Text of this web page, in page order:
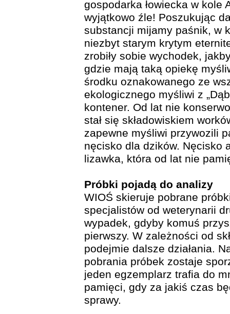
gospodarka łowiecka w kole
wyjątkowo źle! Poszukując
substancji mijamy paśnik, w
niezbyt starym krytym
zrobiły sobie wychodek,
gdzie mają taką opiekę
środku oznakowanego ze
ekologicznego myśliwi z
kontener. Od lat nie
stał się składowiskiem
zapewne myśliwi przywozili
nęcisko dla dzików. Nęcisko
lizawka, która od lat nie
Próbki pojadą do analizy
WIOŚ skieruje pobrane
specjalistów od weterynarii
wypadek, gdyby komuś
pierwszy. W zależności od
podejmie dalsze działania.
pobrania próbek zostaje
jeden egzemplarz trafia do
pamięci, gdy za jakiś czas
sprawy.